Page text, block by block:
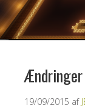
Ændringer
19/09/2015 af